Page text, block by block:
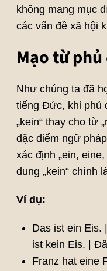
không mang mục
các vấn đề xã hội
Mạo từ
Như chúng ta đã
tiếng Đức, khi phủ
„kein“ thay cho từ
đặc điểm ngữ
xác định „ein,
dung „kein“ chính
Ví dụ:
Das ist ein Eis.
ist kein Eis. |
Franz hat eine